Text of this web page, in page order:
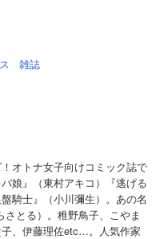
雑誌
オトナ女子向けコミック誌で
娘』（東村アキコ）『逃げる
騎士』（小川彌生）。あの名
とる）。稚野鳥子、こやま
、伊藤理佐etc…。人気作家